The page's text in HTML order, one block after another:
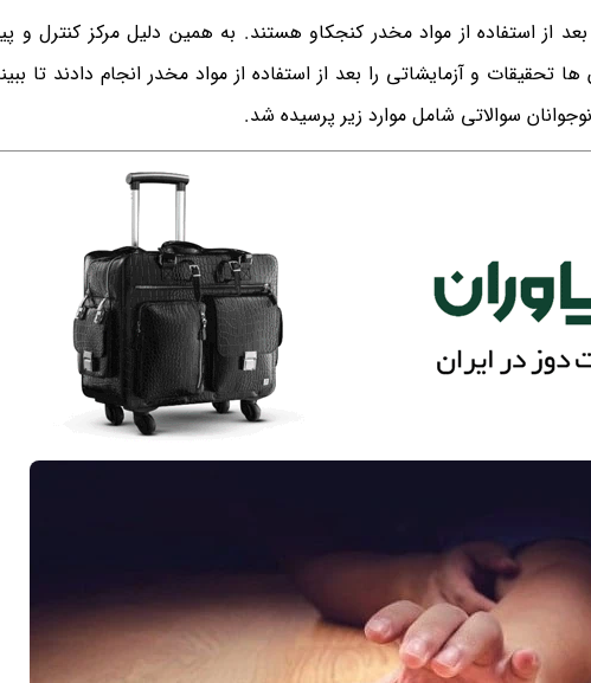
از استفاده از مواد مخدر کنجکاو هستند. به همین دلیل مرکز کنترل و
تحقیقات و آزمایشاتی را بعد از استفاده از مواد مخدر انجام دادند تا
سوالاتی شامل موارد زیر پرسیده شد.